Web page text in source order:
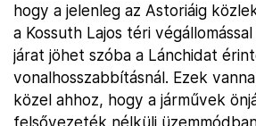
hogy a jelenleg az Astoriáig
a Kossuth Lajos téri
járat jöhet szóba a Lánchidat
vonalhosszabbításnál. Ezek
közel ahhoz, hogy a járművek
felsővezeték nélküli